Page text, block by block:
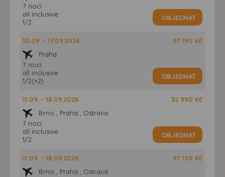
7 nocí
all inclusive
1/2
OBJEDNAT
10.09. - 17.09.2026
Praha
7 nocí
all inclusive
1/2(+2)
37 190 Kč
OBJEDNAT
11.09. - 18.09.2026
Brno , Praha , Ostrava
7 nocí
all inclusive
1/2
32 990 Kč
OBJEDNAT
11.09. - 18.09.2026
Brno , Praha , Ostrava
37 190 Kč